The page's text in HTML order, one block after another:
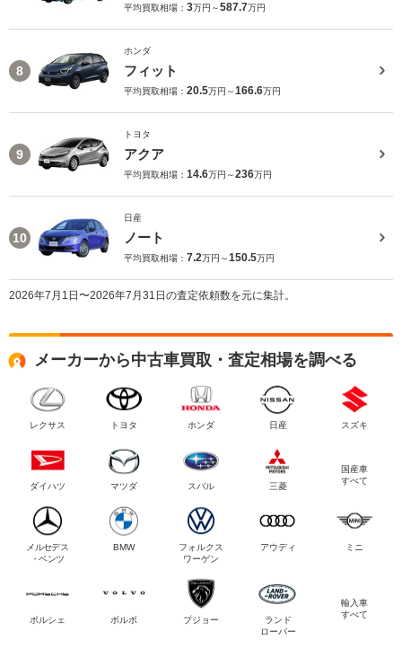
平均買取相場： 3万円～587.7万円
8
ホンダ
フィット
平均買取相場： 20.5万円～166.6万円
9
トヨタ
アクア
平均買取相場： 14.6万円～236万円
10
日産
ノート
平均買取相場： 7.2万円～150.5万円
2026年7月1日〜2026年7月31日の査定依頼数を元に集計。
メーカーから中古車買取・査定相場を調べる
レクサス トヨタ ホンダ 日産 スズキ
ダイハツ マツダ スバル 三菱
国産車
すべて
メルセデス
・ベンツ
BMW
フォルクス
ワーゲン
アウディ ミニ
ポルシェ ボルボ プジョー
ランド
ローバー
輸入車
すべて